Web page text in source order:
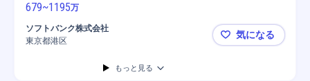
679~1195万
ソフトバンク株式会社
東京都港区
◎面談確約
気になる
もっと見る